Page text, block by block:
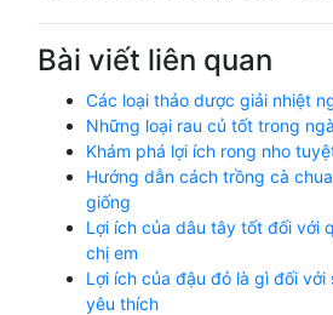
Bài viết liên quan
Các loại thảo dược giải nhiệt
Những loại rau củ tốt trong
Khám phá lợi ích rong nho
Hướng dẫn cách trồng cà
giống
Lợi ích của dâu tây tốt đối với
chị em
Lợi ích của đậu đỏ là gì đối
yêu thích